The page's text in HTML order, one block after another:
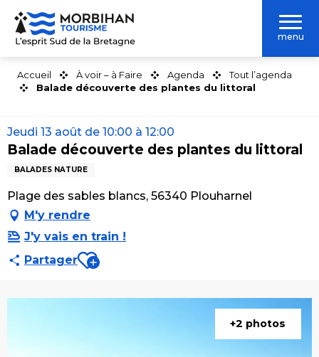
Aller
contenu
menu
Accueil À voir – à Faire Agenda
Tout l’agenda
Balade découverte des plantes du littoral
Jeudi 13 août de 10:00 à 12:00
Balade découverte des plantes du littoral
BALADES NATURE
Plage des sables blancs, 56340 Plouharnel
M'y rendre
J'y vais en train !
PartagerAjouter aux favoris
+2 photos